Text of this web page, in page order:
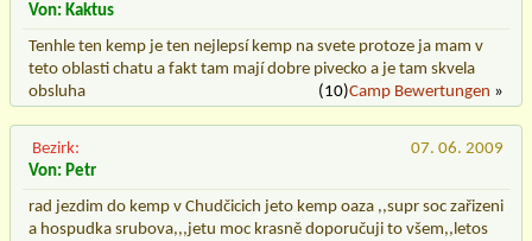
Von: Kaktus
Tenhle ten kemp je ten nejlepsí kemp na svete protoze ja mam v
teto oblasti chatu a fakt tam mají dobre pivecko a je tam skvela
obsluha
(10)Camp Bewertungen »
Bezirk:
07. 06. 2009
Von: Petr
rad jezdim do kemp v Chudčicich jeto kemp oaza ,,supr soc zařizeni
a hospudka srubova,,,jetu moc krasně doporučuji to všem,,letos